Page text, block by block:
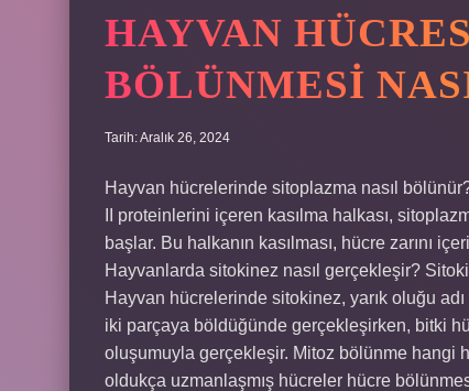
HAYVAN
BÖLÜNMESI
Tarih: Aralık 26, 2024
Hayvan hücrelerinde sitoplazma nasıl
II proteinlerini içeren kasılma halkası,
başlar. Bu halkanın kasılması, hücre zarını
Hayvanlarda sitokinez nasıl gerçekleşir?
Hayvan hücrelerinde sitokinez, yarık oluğu
iki parçaya böldüğünde gerçekleşirken, bitki
oluşumuyla gerçekleşir. Mitoz bölünme hangi
oldukça uzmanlaşmış hücreler hücre